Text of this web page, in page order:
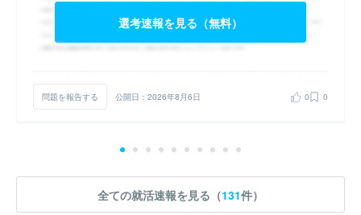
選考速報を見る（無料）
問題を報告する 公開日：2026年8月6日 0 0
全ての就活速報を見る（131件）